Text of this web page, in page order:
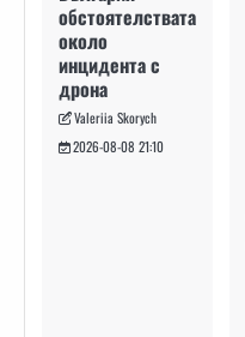
обстоятелствата
около
инцидента с
дрона
Valeriia Skorych
2026-08-08 21:10